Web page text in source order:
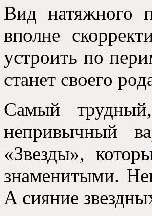
Вид натяжного
вполне
устроить по
станет своего
Самый
непривычный
«Звезды»,
знаменитыми.
А сияние